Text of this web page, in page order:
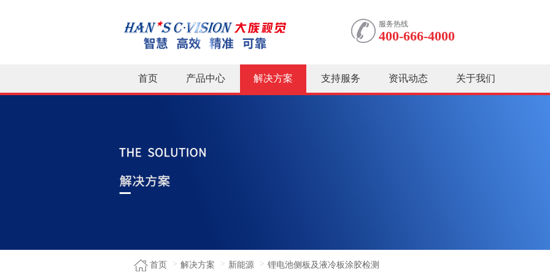
服务热线
400-666-4000
首页 产品中心 解决方案 支持服务 资讯动态 关于我们
首页 解决方案 新能源 锂电池侧板及液冷板涂胶检测